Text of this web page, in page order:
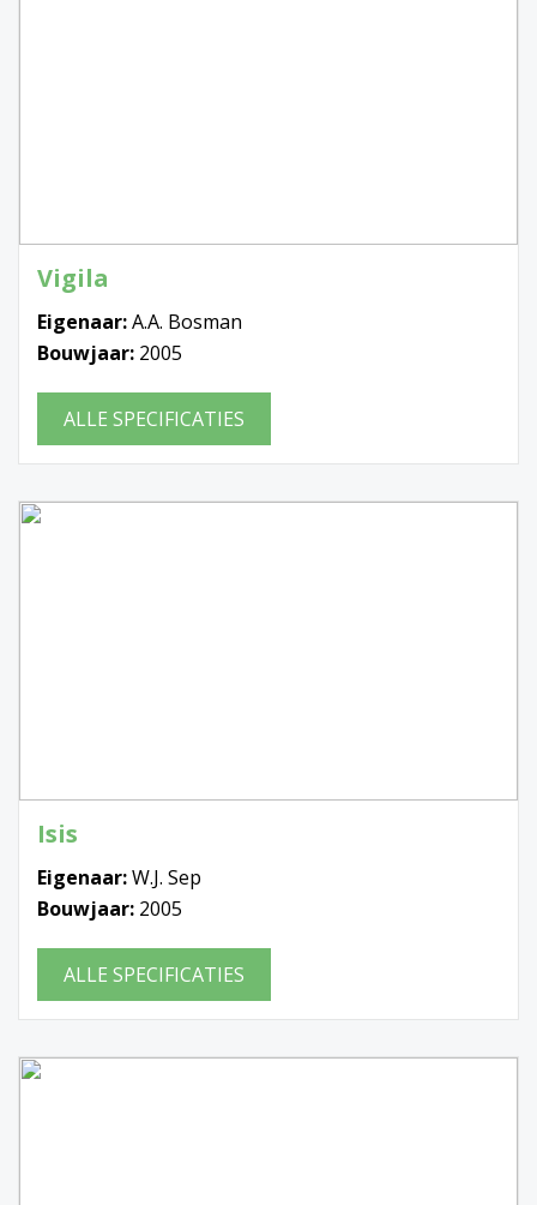
Vigila
Eigenaar:A.A. Bosman
Bouwjaar: 2005
ALLE SPECIFICATIES
Isis
Eigenaar:W.J. Sep
Bouwjaar: 2005
ALLE SPECIFICATIES